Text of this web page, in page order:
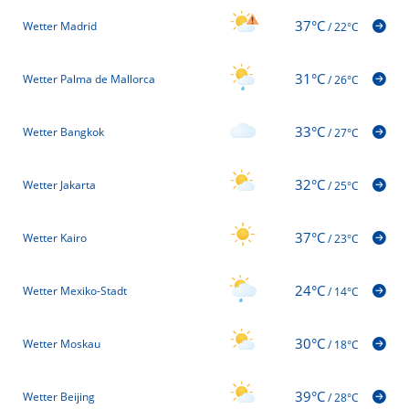
Wetter Madrid 37°C/22°C
Wetter Palma de Mallorca 31°C/26°C
Wetter Bangkok 33°C/27°C
Wetter Jakarta 32°C/25°C
Wetter Kairo 37°C/23°C
Wetter Mexiko-Stadt 24°C/14°C
Wetter Moskau 30°C/18°C
Wetter Beijing 39°C/28°C